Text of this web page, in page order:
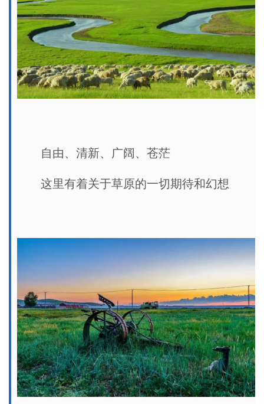
自由、清新、广阔、苍茫
这里有着关于草原的一切期待和幻想